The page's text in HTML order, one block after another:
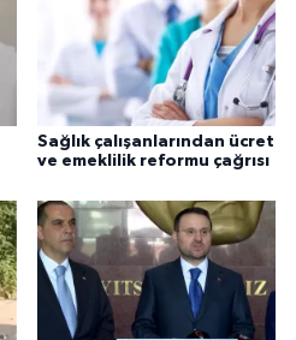
Sağlık çalışanlarından ücret
ve emeklilik reformu çağrısı